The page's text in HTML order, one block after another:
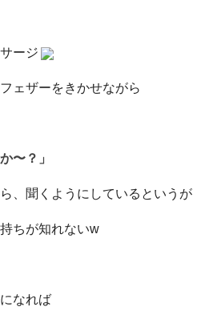
ージ
ェザーをきかせながら
〜？」
、聞くようにしているというが
ちが知れないw
なれば